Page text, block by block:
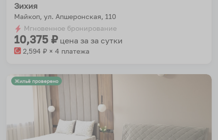
Зихия
Майкоп, ул. Апшеронская, 110
Мгновенное бронирование
10,375 ₽ цена за за сутки
2,594 ₽ × 4 платежа
Жильё проверено